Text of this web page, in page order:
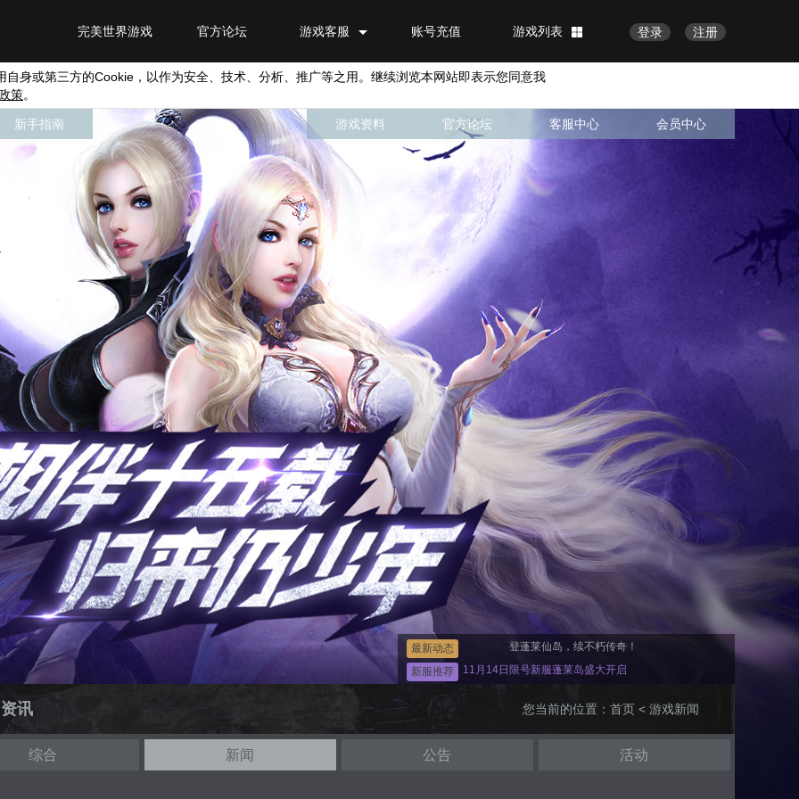
注册
登录
游戏列表
账号充值
游戏客服
官方论坛
完美世界游戏
自身或第三方的Cookie ，以作为安全、技术、分析、推广等之用。继续浏览本网站即表示您同意我
策。
新手指南 游戏资料 官方论坛 客服中心 会员中心
最新动态登蓬莱仙岛，续不朽传奇！
新服推荐
11月14日限号新服蓬莱岛盛大开启
讯 您当前的位置： 首页 < 游戏新闻
综合 新闻 公告 活动